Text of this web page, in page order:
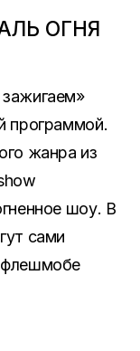
ОГНЯ
программой.
жанра из
шоу. В
сами
флешмобе